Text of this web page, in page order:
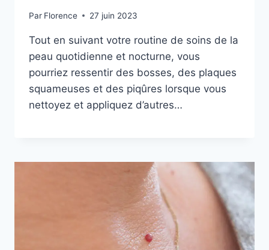
Par Florence 27 juin 2023
Tout en suivant votre routine de soins de la
peau quotidienne et nocturne, vous
pourriez ressentir des bosses, des plaques
squameuses et des piqûres lorsque vous
nettoyez et appliquez d’autres…